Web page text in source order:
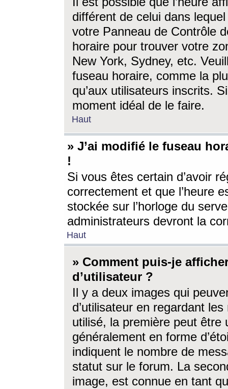
différent de celui dans
votre Panneau de Contrôle
horaire pour trouver votre
New York, Sydney, etc.
fuseau horaire, comme la
qu’aux utilisateurs inscrits.
moment idéal de le faire.
Haut
» J’ai modifié le fuseau
!
Si vous êtes certain d’avoir
correctement et que l’heure
stockée sur l’horloge du
administrateurs devront la
Haut
» Comment puis-je
d’utilisateur ?
Il y a deux images qui
d’utilisateur en regardant
utilisé, la première peut être
généralement en forme
indiquent le nombre de
statut sur le forum. La
image, est connue en tant